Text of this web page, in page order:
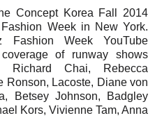
Concept Korea Fall 2014
Week in New York.
Fashion Week YouTube
of runway shows
Richard Chai, Rebecca
Ronson, Lacoste, Diane von
Betsey Johnson, Badgley
Kors, Vivienne Tam, Anna